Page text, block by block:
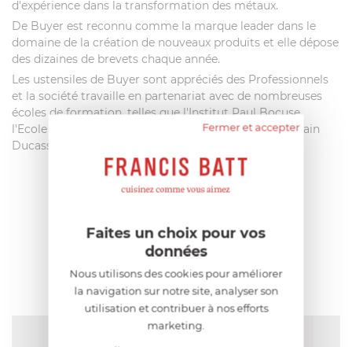
d'expérience dans la transformation des métaux.
De Buyer est reconnu comme la marque leader dans le
domaine de la création de nouveaux produits et elle dépose
des dizaines de brevets chaque année.
Les ustensiles de Buyer sont appréciés des Professionnels
et la société travaille en partenariat avec de nombreuses
écoles de formation, telles que l'Institut Paul Bocuse,
l'Ecole Nationale de la Pâtisserie, l'Ecole de Cuisine Alain
Ducasse , l' école Ferrandi et bien d'autres encore.
AVIS CLIENT
NOTE MOYENNE
Fermer et accepter
Faites un choix pour vos
données
Nous utilisons des cookies pour améliorer
la navigation sur notre site, analyser son
utilisation et contribuer à nos efforts
marketing.